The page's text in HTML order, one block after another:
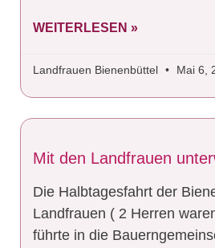
WEITERLESEN »
Landfrauen Bienenbüttel Mai 6,
Mit den Landfrauen
Die Halbtagesfahrt der
Landfrauen ( 2 Herren
führte in die